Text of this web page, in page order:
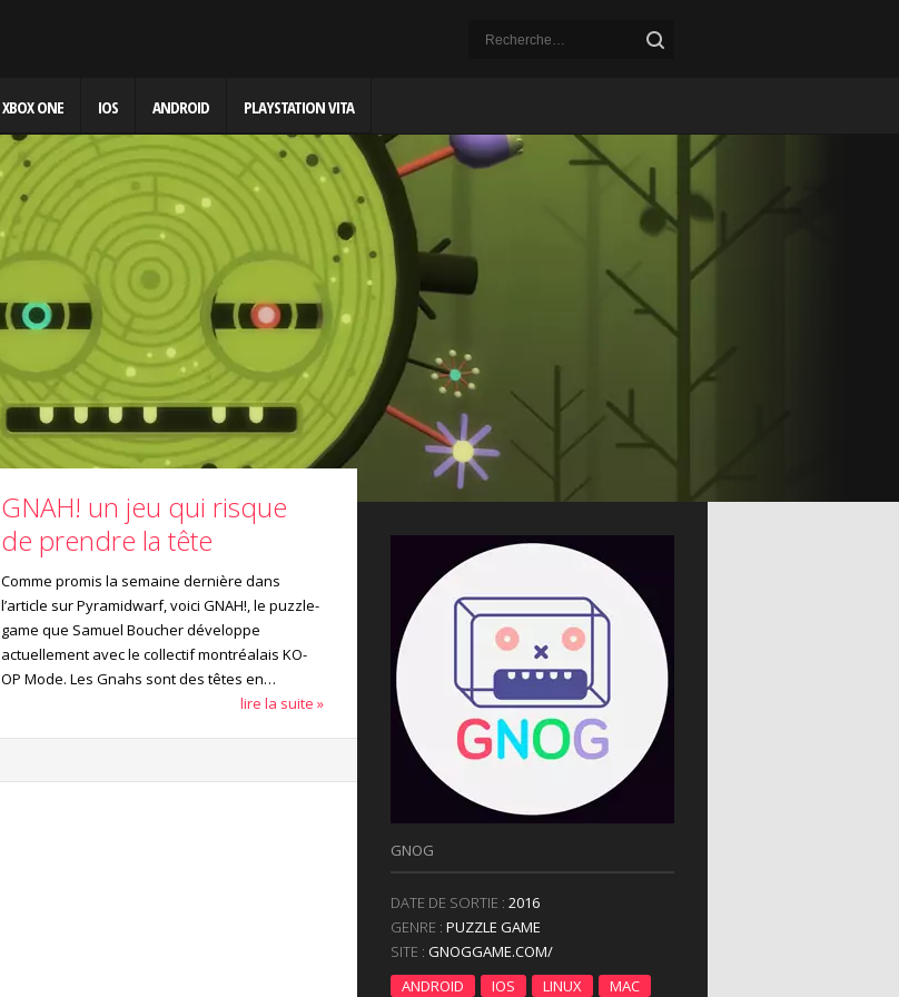
Recherche pour :
XBOX ONE IOS ANDROID PLAYSTATION VITA
GNAH! un jeu qui risque
de prendre la tête
Comme promis la semaine dernière dans
l’article sur Pyramidwarf, voici GNAH!, le puzzle-
game que Samuel Boucher développe
actuellement avec le collectif montréalais KO-
OP Mode. Les Gnahs sont des têtes en…
lire la suite »
GNOG
DATE DE SORTIE : 2016
GENRE : PUZZLE GAME
SITE : GNOGGAME.COM/
ANDROID
IOS LINUX MAC